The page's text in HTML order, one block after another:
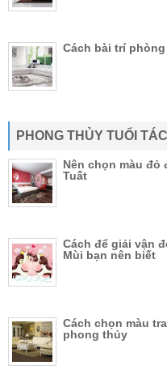
Cách bài trí
PHONG THỦY TUỔI TÁC
Nên chọn màu
Tuất
Cách để giải vận
Mùi bạn nên biết
Cách chọn màu
phong thủy